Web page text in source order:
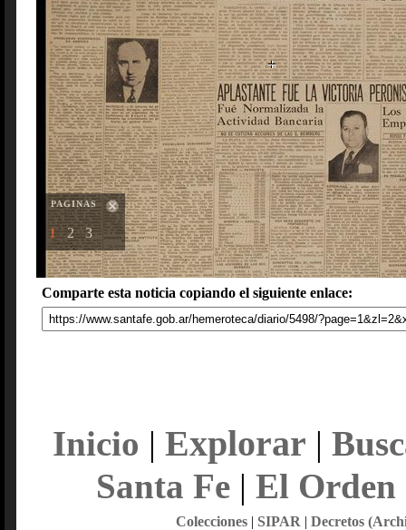
PAGINAS
1 2 3
Comparte esta noticia copiando el siguiente enlace:
Inicio | Explorar |
Santa Fe| El Orden
Colecciones| SIPAR | Decretos